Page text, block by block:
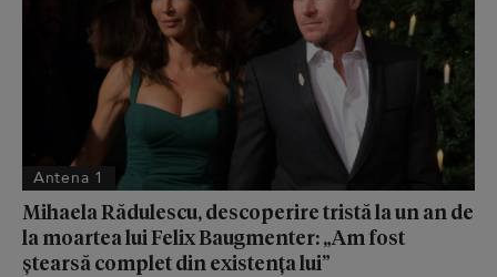
Antena 1
Mihaela Rădulescu, descoperire tristă la un an de
la moartea lui Felix Baugmenter: „Am fost
ștearsă complet din existența lui”